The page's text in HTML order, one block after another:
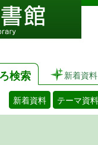
検索 新着資料
新着資料 テーマ資料